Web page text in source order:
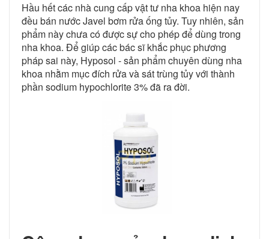
Hầu hết các nhà cung cấp vật tư nha khoa hiện nay
đều bán nước Javel bơm rửa ống tủy. Tuy nhiên, sản
phẩm này chưa có được sự cho phép để dùng trong
nha khoa. Để giúp các bác sĩ khắc phục phương
pháp sai này, Hyposol - sản phẩm chuyên dùng nha
khoa nhằm mục đích rửa và sát trùng tủy với thành
phần sodium hypochlorite 3% đã ra đời.